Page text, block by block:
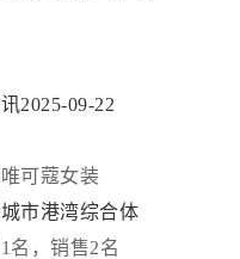
2025-09-22
可蔻女装
市港湾综合体
名，销售2名